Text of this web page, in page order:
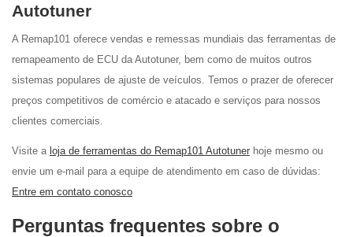
Autotuner
A Remap101 oferece vendas e remessas mundiais das ferramentas de
remapeamento de ECU da Autotuner, bem como de muitos outros
sistemas populares de ajuste de veículos. Temos o prazer de oferecer
preços competitivos de comércio e atacado e serviços para nossos
clientes comerciais.
Visite a loja de ferramentas do Remap101 Autotuner hoje mesmo ou
envie um e-mail para a equipe de atendimento em caso de dúvidas:
Entre em contato conosco
Perguntas frequentes sobre o